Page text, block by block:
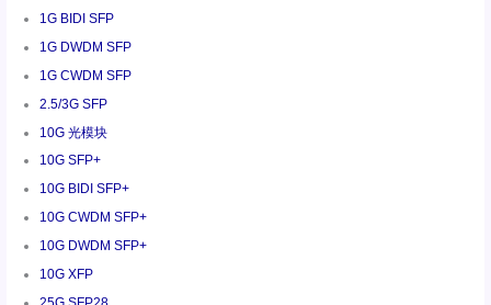
1G BIDI SFP
1G DWDM SFP
1G CWDM SFP
2.5/3G SFP
10G 光模块
10G SFP+
10G BIDI SFP+
10G CWDM SFP+
10G DWDM SFP+
10G XFP